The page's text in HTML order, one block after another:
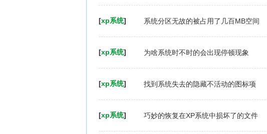
[xp系统] 系统分区无故的被占用了几百MB空间
[xp系统] 为啥系统时不时的会出现停顿现象
[xp系统] 找到系统失去的隐藏不活动的图标项
[xp系统] 巧妙的恢复在XP系统中损坏了的文件